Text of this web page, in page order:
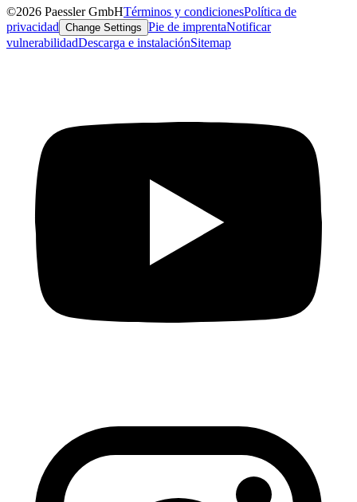
©2026 Paessler GmbHTérminos y condicionesPolítica de
privacidad Change Settings Pie de imprentaNotificar
vulnerabilidadDescarga e instalaciónSitemap